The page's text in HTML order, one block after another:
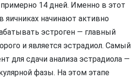
14 дней. Именно в этот
яичниках начинают активно
эстроген — главный
и является эстрадиол. Самый
для сдачи анализа эстрадиола —
фазы. На этом этапе